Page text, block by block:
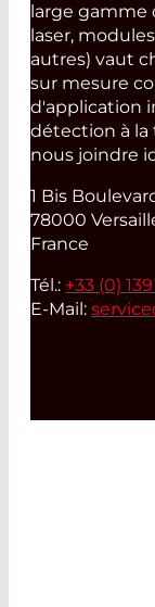
large gamme
laser,
autres) vaut
sur mesure
d'application
détection à la
nous joindre
1 Bis
78000
France
Tél.: +33 (0)
E-Mail: